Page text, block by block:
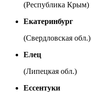
(Республика Крым)
Екатеринбург
(Свердловская обл.)
Елец
(Липецкая обл.)
Ессентуки